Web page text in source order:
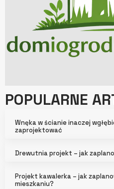
POPULARNE
Wnęka w ścianie inaczej
zaprojektować
Drewutnia projekt – jak
Projekt kawalerka – jak
mieszkaniu?